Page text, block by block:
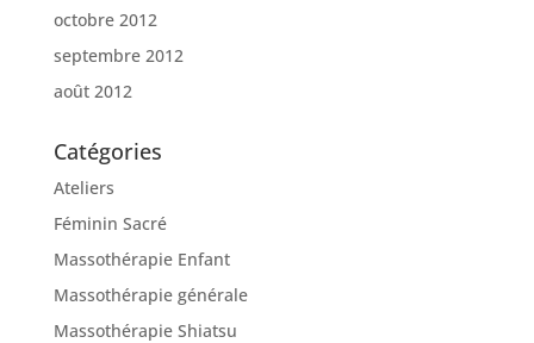
octobre 2012
septembre 2012
août 2012
Catégories
Ateliers
Féminin Sacré
Massothérapie Enfant
Massothérapie générale
Massothérapie Shiatsu